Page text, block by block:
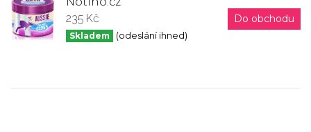
235 Kč
Skladem (odeslání ihned)
Do obchodu